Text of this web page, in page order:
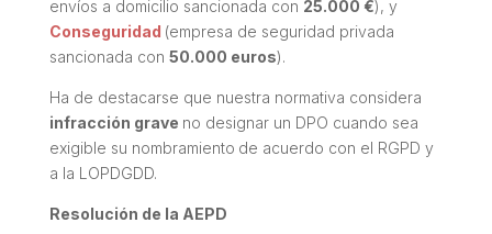
envíos a domicilio sancionada con 25.000 €), y
Conseguridad (empresa de seguridad privada
sancionada con 50.000 euros).
Ha de destacarse que nuestra normativa considera
infracción grave no designar un DPO cuando sea
exigible su nombramiento de acuerdo con el RGPD y
a la LOPDGDD.
Resolución de la AEPD